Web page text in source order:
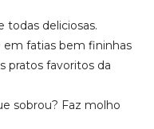
todas deliciosas.
em fatias bem fininhas
pratos favoritos da
sobrou? Faz molho